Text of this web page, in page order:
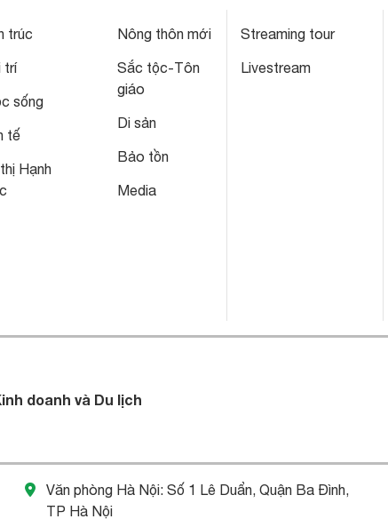
trúc
trí
sống
tế
Hạnh
Nông thôn mới
Sắc tộc-Tôn
giáo
Di sản
Bảo tồn
Media
Streaming tour
Livestream
doanh và Du lịch
Văn phòng Hà Nội: Số 1 Lê Duẩn, Quận Ba Đình,
TP Hà Nội